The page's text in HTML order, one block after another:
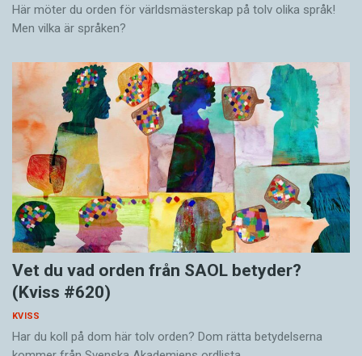
Här möter du orden för världsmästerskap på tolv olika språk!
Men vilka är språken?
Vet du vad orden från SAOL betyder?
(Kviss #620)
KVISS
Har du koll på dom här tolv orden? Dom rätta betydelserna